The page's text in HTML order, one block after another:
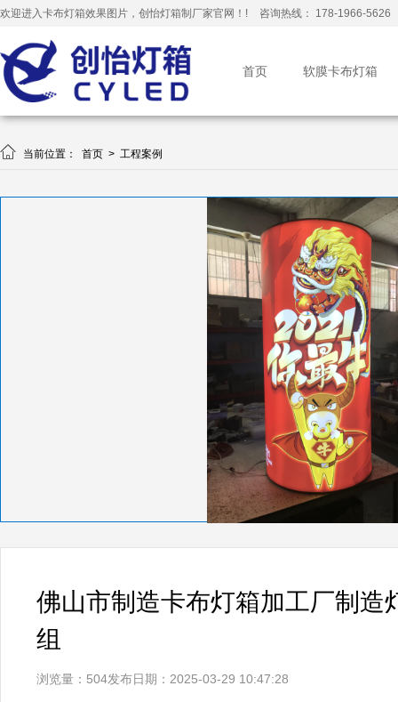
欢迎进入卡布灯箱效果图片，创怡灯箱制厂家官网！! 咨询热线： 178-1966-5626
首页 软膜卡布灯箱
 当前位置： 首页 > 工程案例
佛山市制造卡布灯箱加工厂制
组
浏览量：504发布日期：2025-03-29 10:47:28